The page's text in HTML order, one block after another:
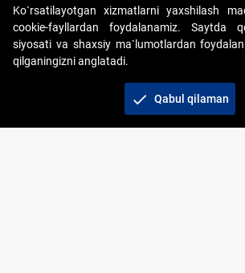
Copyright © 2017-2026. "Elektron onlayn-
AJ. Barcha huquqlar himoyalangan
+998 71 202-21-
Ko`rsatilayotgan xizmatlarni yaxshilash
cookie-fayllardan foydalanamiz. Saytda
siyosati va shaxsiy ma`lumotlardan
qilganingizni anglatadi.
check Qabul qilaman